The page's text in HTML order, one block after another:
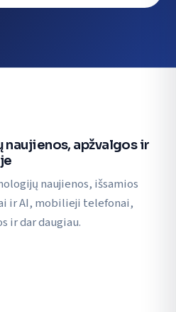
apžvalgos ir
naujienos, išsamios
ir AI, mobilieji telefonai,
ir dar daugiau.